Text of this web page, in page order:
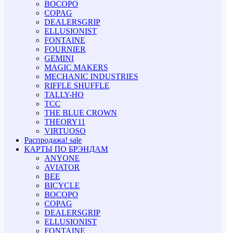
BOCOPO
COPAG
DEALERSGRIP
ELLUSIONIST
FONTAINE
FOURNIER
GEMINI
MAGIC MAKERS
MECHANIC INDUSTRIES
RIFFLE SHUFFLE
TALLY-HO
TCC
THE BLUE CROWN
THEORY11
VIRTUOSO
Распродажа! sale
КАРТЫ ПО БРЭНДАМ
ANYONE
AVIATOR
BEE
BICYCLE
BOCOPO
COPAG
DEALERSGRIP
ELLUSIONIST
FONTAINE